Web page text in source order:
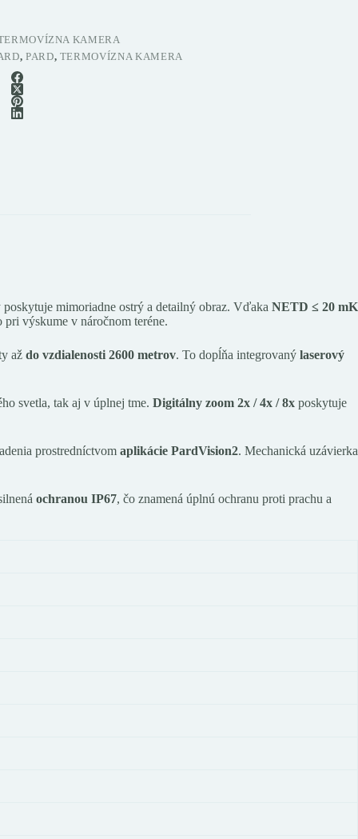
KAMERA
, PARD, TERMOVÍZNA KAMERA
mimoriadne ostrý a detailný obraz. Vďaka NETD ≤ 20 mK
výskume v náročnom teréne.
až do vzdialenosti 2600 metrov. To dopĺňa integrovaný laserový
svetla, tak aj v úplnej tme. Digitálny zoom 2x / 4x / 8x poskytuje
prostredníctvom aplikácie PardVision2. Mechanická uzávierka
ochranou IP67, čo znamená úplnú ochranu proti prachu a